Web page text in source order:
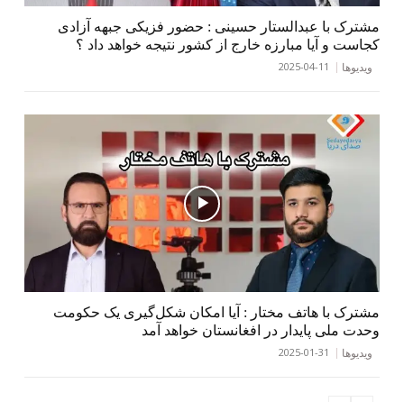
مشترک با عبدالستار حسینی : حضور فزيكی جبهه آزادی
كجاست و آیا مبارزه خارج از کشور نتیجه خواهد داد ؟
ویدیوها 2025-04-11
مشترک با هاتف مختار : آیا امکان شکل‌گیری یک حکومت
وحدت ملی پایدار در افغانستان خواهد آمد
ویدیوها 2025-01-31